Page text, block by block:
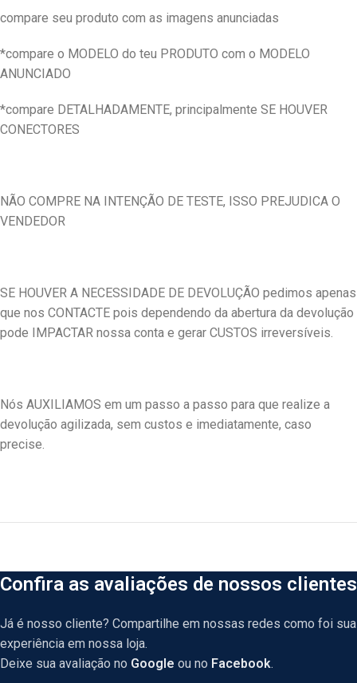
compare seu produto com as imagens anunciadas
*compare o MODELO do teu PRODUTO com o MODELO
ANUNCIADO
*compare DETALHADAMENTE, principalmente SE HOUVER
CONECTORES
NÃO COMPRE NA INTENÇÃO DE TESTE, ISSO PREJUDICA O
VENDEDOR
SE HOUVER A NECESSIDADE DE DEVOLUÇÃO pedimos apenas
que nos CONTACTE pois dependendo da abertura da devolução
pode IMPACTAR nossa conta e gerar CUSTOS irreversíveis.
Nós AUXILIAMOS em um passo a passo para que realize a
devolução agilizada, sem custos e imediatamente, caso
precise.
Confira as avaliações de nossos clientes
Já é nosso cliente? Compartilhe em nossas redes como foi sua
experiência em nossa loja.
Deixe sua avaliação no Google ou no Facebook.